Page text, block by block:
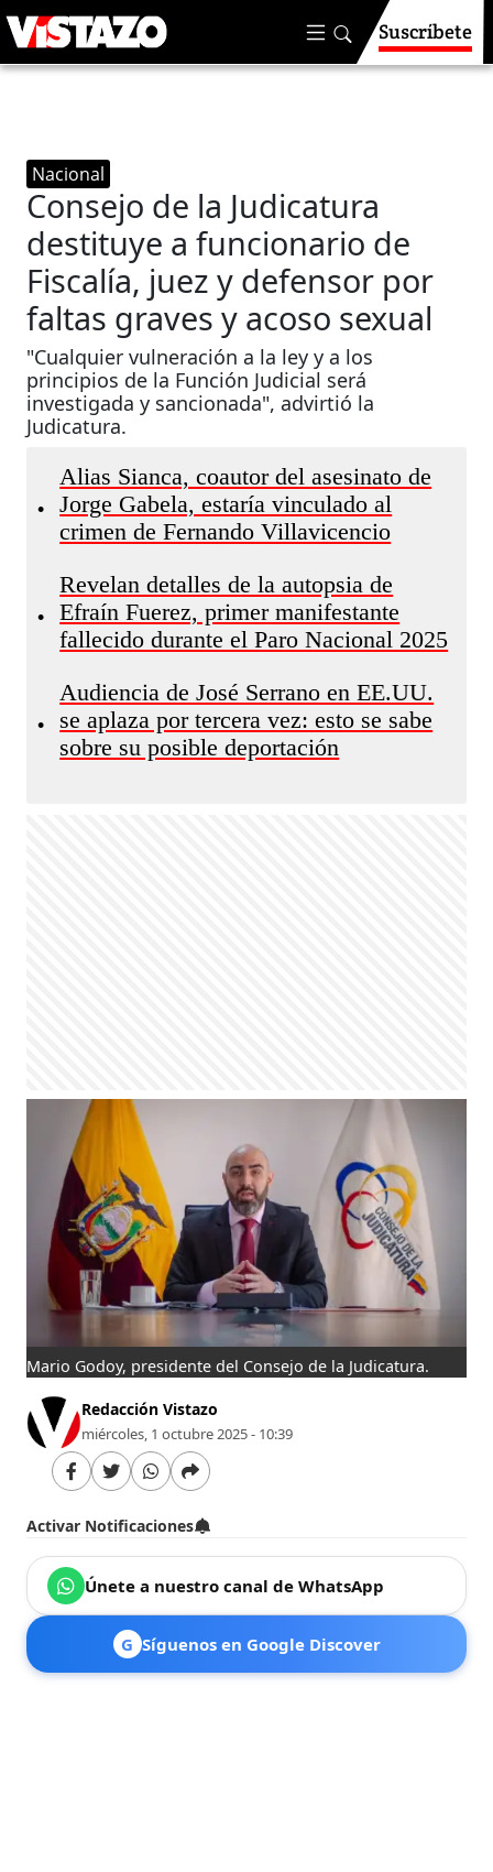
Suscríbete
Nacional
Consejo de la Judicatura
destituye a funcionario de
Fiscalía, juez y defensor por
faltas graves y acoso sexual
"Cualquier vulneración a la ley y a los
principios de la Función Judicial será
investigada y sancionada", advirtió la
Judicatura.
•
Alias Sianca, coautor del asesinato de
Jorge Gabela, estaría vinculado al
crimen de Fernando Villavicencio
•
Revelan detalles de la autopsia de
Efraín Fuerez, primer manifestante
fallecido durante el Paro Nacional 2025
•
Audiencia de José Serrano en EE.UU.
se aplaza por tercera vez: esto se sabe
sobre su posible deportación
Mario Godoy, presidente del Consejo de la Judicatura.
Redacción Vistazo
miércoles, 1 octubre 2025 - 10:39
Activar Notificaciones
Únete a nuestro canal de WhatsApp
G Síguenos en Google Discover